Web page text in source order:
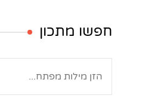
חפשו מתכון